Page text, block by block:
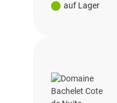
auf Lager